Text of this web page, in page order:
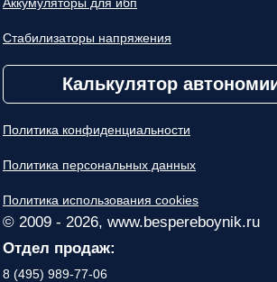
Стабилизаторы напряжения
Калькулятор
Политика конфиденциальности
Политика персональных данных
Политика использования cookies
© 2009 - 2026, www.bespereboynik.ru
Отдел продаж:
8 (495) 989-77-06